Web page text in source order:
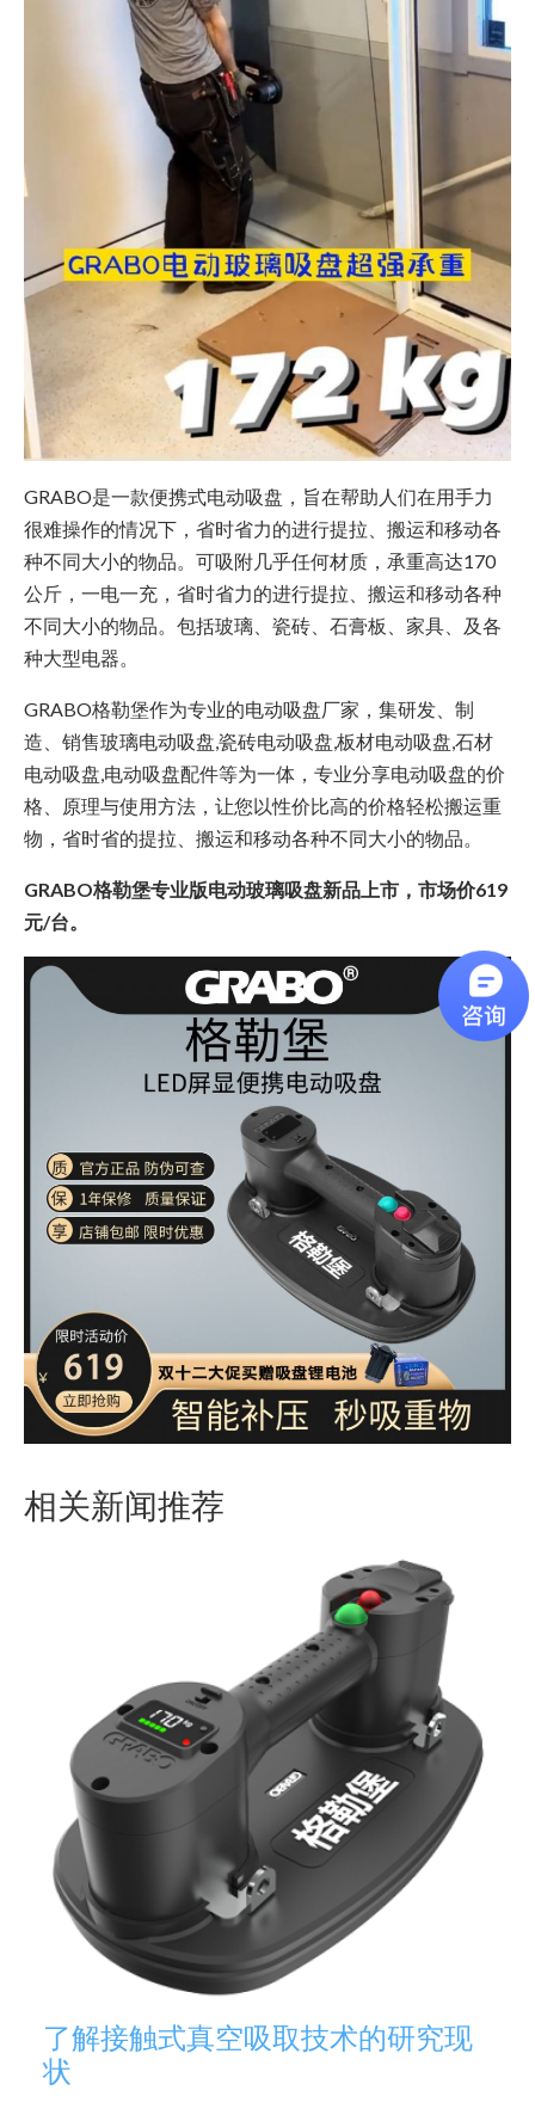
GRABO是一款便携式电动吸盘，旨在帮助人们在用手力
很难操作的情况下，省时省力的进行提拉、搬运和移动各
种不同大小的物品。可吸附几乎任何材质，承重高达170
公斤，一电一充，省时省力的进行提拉、搬运和移动各种
不同大小的物品。包括玻璃、瓷砖、石膏板、家具、及各
种大型电器。
GRABO格勒堡作为专业的电动吸盘厂家，集研发、制
造、销售玻璃电动吸盘,瓷砖电动吸盘,板材电动吸盘,石材
电动吸盘,电动吸盘配件等为一体，专业分享电动吸盘的价
格、原理与使用方法，让您以性价比高的价格轻松搬运重
物，省时省的提拉、搬运和移动各种不同大小的物品。
GRABO格勒堡专业版电动玻璃吸盘新品上市，市场价619
元/台。
相关新闻推荐
了解接触式真空吸取技术的研究现
状